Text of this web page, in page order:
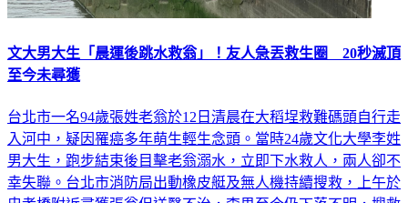
文大男大生「晨運後跳水救翁」！友人急丟救生圈 20秒滅頂
台北市一名94歲張姓老翁於12日清晨在大稻埕救難碼頭自行走
入河中，疑因罹癌多年萌生輕生念頭。當時24歲文化大學李姓
男大生，跑步結束後目擊老翁溺水，立即下水救人，兩人卻不